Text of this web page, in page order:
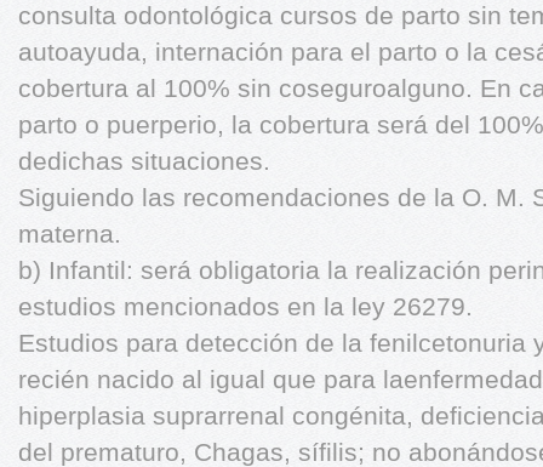
consulta odontológica cursos de parto sin
autoayuda, internación para el parto o la
cobertura al 100% sin coseguroalguno. En
parto o puerperio, la cobertura será del
dedichas situaciones.
Siguiendo las recomendaciones de la O. M.
materna.
b) Infantil: será obligatoria la realización
estudios mencionados en la ley 26279.
Estudios para detección de la fenilcetonuria
recién nacido al igual que para
hiperplasia suprarrenal congénita,
del prematuro, Chagas, sífilis; no